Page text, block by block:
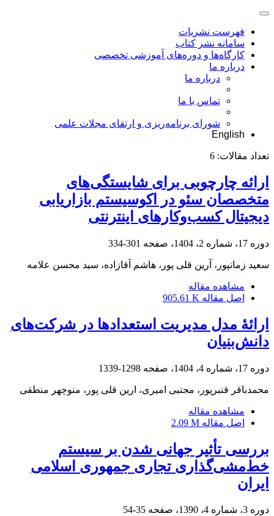
فهرست نشریات
سامانه نشر کتاب
کارگاه‌ها و دوره‌های آموزشی تخصصی
درباره ما
درباره ما
تماس با ما
شورای برنامه‌ریزی و ارتقای مجلات علمی
English
تعداد مقالات: 6
ارائه چارچوبی برای شایستگی‌های
متخصصان سئو در اکوسیستم بازاریابی
دیجیتال کسب‌و‌کارهای اینترنتی
دوره 17، شماره 2، 1404، صفحه 301-334
سعید زمانپور، آرین قلی پور، هاشم آقازاده، سید محسن علامه
مشاهده مقاله
اصل مقاله 905.61 K
ارائۀ مدل مدیریت استعدادها در شرکت‏‌های
دانش‌‌بنیان
دوره 17، شماره 4، 1404، صفحه 1298-1339
محمدباقر قنبرپور، مجتبی امیری، ارین قلی پور، منوچهر منطقی
مشاهده مقاله
اصل مقاله 2.09 M
بررسی تأثیر جهانی شدن بر سیستم
خط‌مشی‌گذاری تجاری جمهوری اسلامی
ایران
دوره 3، شماره 4، 1390، صفحه 35-54